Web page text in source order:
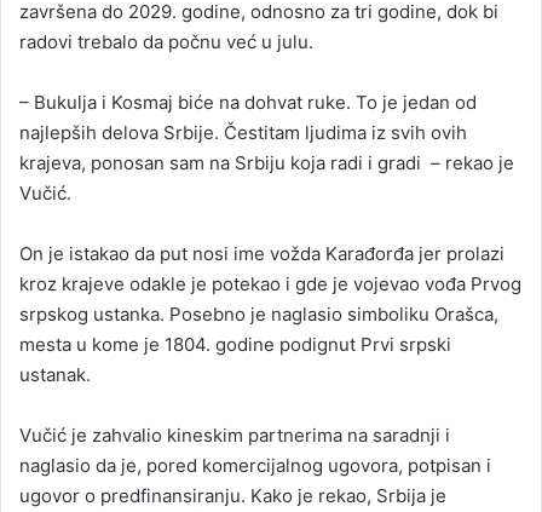
završena do 2029. godine, odnosno za tri godine, dok bi
radovi trebalo da počnu već u julu.
– Bukulja i Kosmaj biće na dohvat ruke. To je jedan od
najlepših delova Srbije. Čestitam ljudima iz svih ovih
krajeva, ponosan sam na Srbiju koja radi i gradi – rekao je
Vučić.
On je istakao da put nosi ime vožda Karađorđa jer prolazi
kroz krajeve odakle je potekao i gde je vojevao vođa Prvog
srpskog ustanka. Posebno je naglasio simboliku Orašca,
mesta u kome je 1804. godine podignut Prvi srpski
ustanak.
Vučić je zahvalio kineskim partnerima na saradnji i
naglasio da je, pored komercijalnog ugovora, potpisan i
ugovor o predfinansiranju. Kako je rekao, Srbija je